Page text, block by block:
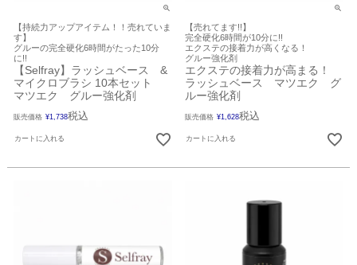
【持続力アップアイテム！！売れていま
す】
グルーの完全硬化6時間がたった10分
に!!
【Selfray】ラッシュベース &
マイクロブラシ 10本セット
マツエク グルー強化剤
販売価格 ¥1,738税込
カートに入れる
【売れてます!!】
完全硬化6時間が10分に!!
エクステの接着力が高くなる！
グルー強化剤
エクステの接着力が高まる！
ラッシュベース マツエク グ
ルー強化剤
販売価格 ¥1,628税込
カートに入れる